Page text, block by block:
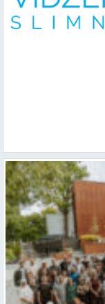
Valmieras teātris